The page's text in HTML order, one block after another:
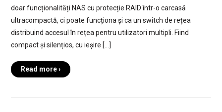
doar funcționalități NAS cu protecție RAID într-o carcasă
ultracompactă, ci poate funcționa și ca un switch de rețea
distribuind accesul în rețea pentru utilizatori multipli. Fiind
compact și silențios, cu ieșire […]
Read more ›